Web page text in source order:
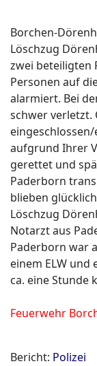
Borchen-
Löschzug
zwei beteiligten
Personen auf
alarmiert. Bei
schwer verletzt.
aufgrund Ihrer
gerettet und
Paderborn
blieben
Löschzug
Notarzt aus
Paderborn war
einem ELW und
ca. eine Stunde
Feuerwehr
Bericht: Polizei